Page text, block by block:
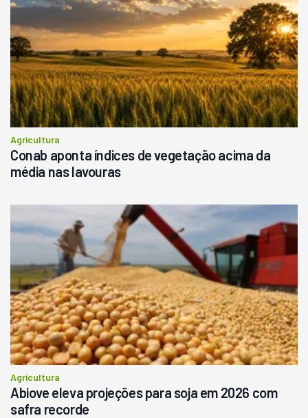
Agricultura
Conab aponta índices de vegetação acima da
média nas lavouras
Agricultura
Abiove eleva projeções para soja em 2026 com
safra recorde